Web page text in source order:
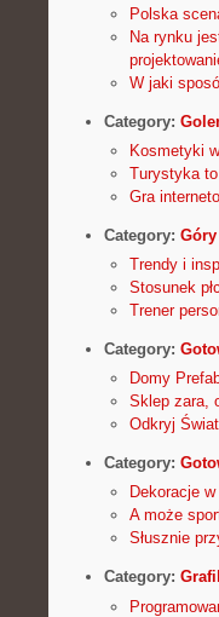
Polska
Na rynku
W jaki
Category:
Kosmetyki
Turystyka
Gra
Category:
Trendy i
Stosunek
Trener
Category:
Domy
Sklep zara,
Odkryj
Category:
Dekoracje
A może
Słusznie
Category: